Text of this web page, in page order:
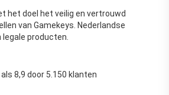
het doel het veilig en vertrouwd
van Gamekeys. Nederlandse
producten.
8,9 door 5.150 klanten